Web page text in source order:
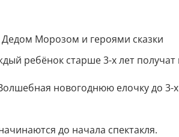
Дедом Морозом и героями сказки
ребёнок старше 3-х лет
новогоднюю елочку до 3-
до начала спектакля.